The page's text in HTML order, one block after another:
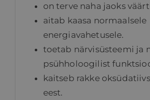
on terve naha jaoks
aitab kaasa normaalsele
energiavahetusele.
toetab närvisüsteemi ja
psühholoogilist
kaitseb rakke
eest.